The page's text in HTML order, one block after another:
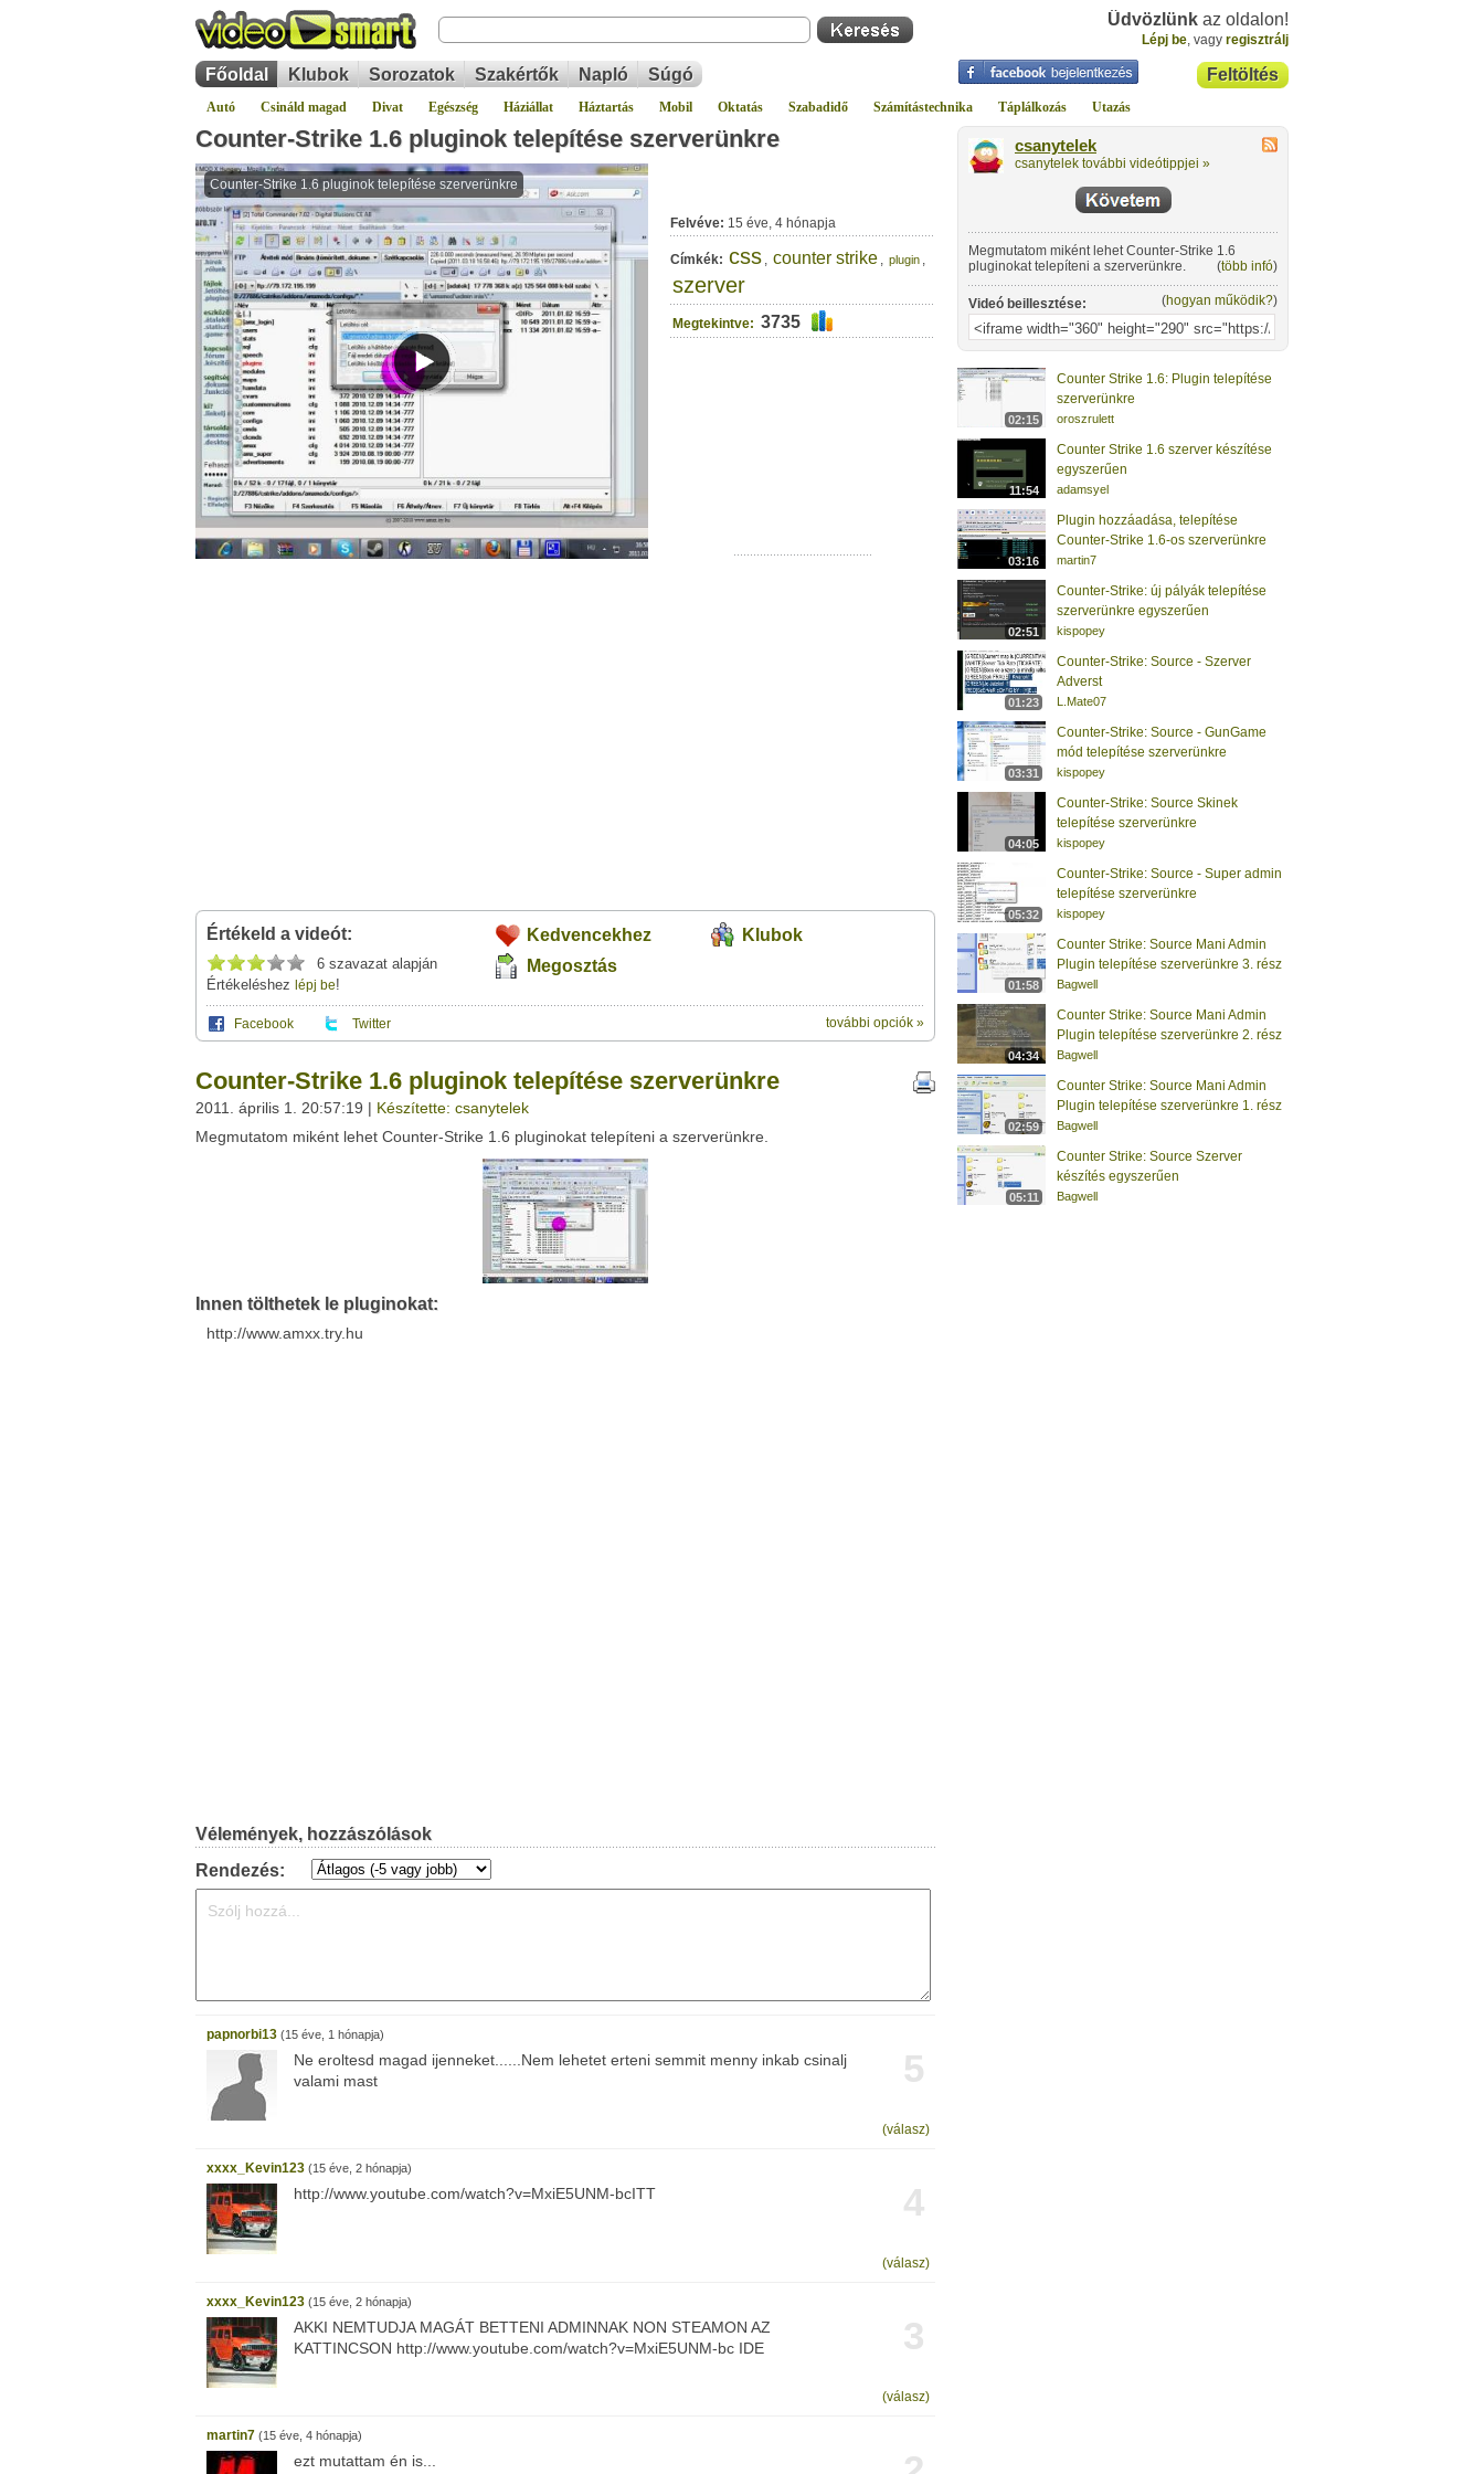
Üdvözlünk az oldalon!
Lépj be, vagy regisztrálj
Feltöltés
Főoldal Klubok Sorozatok Szakértők Napló Súgó
Autó Csináld magad Divat Egészség Háziállat Háztartás Mobil Oktatás Szabadidő Számítástechnika Táplálkozás Utazás
Counter-Strike 1.6 pluginok telepítése szerverünkre
Felvéve: 15 éve, 4 hónapja
Címkék: css , counter strike , plugin ,
szerver
Megtekintve: 3735
Értékeld a videót:
6 szavazat alapján
Értékeléshez lépj be!
Kedvencekhez
Klubok
Megosztás
Facebook Twitter további opciók »
saját leveleződet
vagy ezt a felületet:
Neved:
Facebook Twitter
Del.icio.us
Ez a videó nem még nem tartozik egy klubhoz sem.
Ha van egy kis időd, nézz szét meglévő klubjaink között!
Counter-Strike 1.6 pluginok telepítése szerverünkre
2011. április 1. 20:57:19 | Készítette: csanytelek
Megmutatom miként lehet Counter-Strike 1.6 pluginokat telepíteni a szerverünkre.
Innen tölthetek le pluginokat:
http://www.amxx.try.hu
Vélemények, hozzászólások
Rendezés:
papnorbi13 (15 éve, 1 hónapja)
5
Ne eroltesd magad ijenneket......Nem lehetet erteni semmit menny inkab csinalj
valami mast
(válasz)
xxxx_Kevin123 (15 éve, 2 hónapja)
4
http://www.youtube.com/watch?v=MxiE5UNM-bcITT
(válasz)
xxxx_Kevin123 (15 éve, 2 hónapja)
3
AKKI NEMTUDJA MAGÁT BETTENI ADMINNAK NON STEAMON AZ
KATTINCSON http://www.youtube.com/watch?v=MxiE5UNM-bc IDE
(válasz)
martin7 (15 éve, 4 hónapja)
ezt mutattam én is...
csanytelek
csanytelek további videótippjei »
Megmutatom miként lehet Counter-Strike 1.6
pluginokat telepíteni a szerverünkre.
(több infó)
Videó beillesztése: (hogyan működik?)
02:15
Counter Strike 1.6: Plugin telepítése
szerverünkre
oroszrulett
11:54
Counter Strike 1.6 szerver készítése
egyszerűen
adamsyel
03:16
Plugin hozzáadása, telepítése
Counter-Strike 1.6-os szerverünkre
martin7
02:51
Counter-Strike: új pályák telepítése
szerverünkre egyszerűen
kispopey
01:23
Counter-Strike: Source - Szerver
Adverst
L.Mate07
03:31
Counter-Strike: Source - GunGame
mód telepítése szerverünkre
kispopey
04:05
Counter-Strike: Source Skinek
telepítése szerverünkre
kispopey
05:32
Counter-Strike: Source - Super admin
telepítése szerverünkre
kispopey
01:58
Counter Strike: Source Mani Admin
Plugin telepítése szerverünkre 3. rész
Bagwell
04:34
Counter Strike: Source Mani Admin
Plugin telepítése szerverünkre 2. rész
Bagwell
02:59
Counter Strike: Source Mani Admin
Plugin telepítése szerverünkre 1. rész
Bagwell
05:11
Counter Strike: Source Szerver
készítés egyszerűen
Bagwell